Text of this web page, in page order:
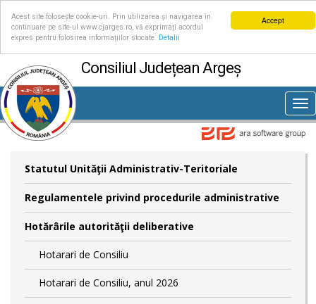
Accept
Acest site folosește cookie-uri. Prin utilizarea și navigarea în
continuare pe site-ul www.cjarges.ro, vă exprimați acordul
expres pentru folosirea informațiilor stocate.
Detalii
Consiliul Județean Argeș
Statutul Unităţii Administrativ-Teritoriale
Regulamentele privind procedurile administrative
Hotărârile autorităţii deliberative
Hotarari de Consiliu
Hotarari de Consiliu, anul 2026